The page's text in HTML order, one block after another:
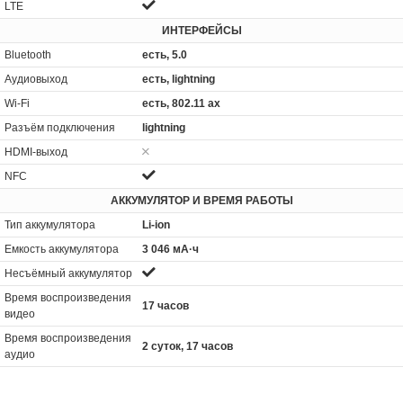
LTE
ИНТЕРФЕЙСЫ
Bluetooth
есть, 5.0
Аудиовыход
есть, lightning
Wi-Fi
есть, 802.11 ax
Разъём подключения
lightning
HDMI-выход
NFC
АККУМУЛЯТОР И ВРЕМЯ РАБОТЫ
Тип аккумулятора
Li-ion
Емкость аккумулятора
3 046 мА·ч
Несъёмный аккумулятор
Время воспроизведения
видео
17 часов
Время воспроизведения
аудио
2 суток, 17 часов